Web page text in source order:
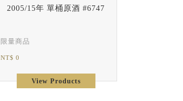
2005/15年 單桶原酒 #6747
限量商品
NT$ 0
View Products